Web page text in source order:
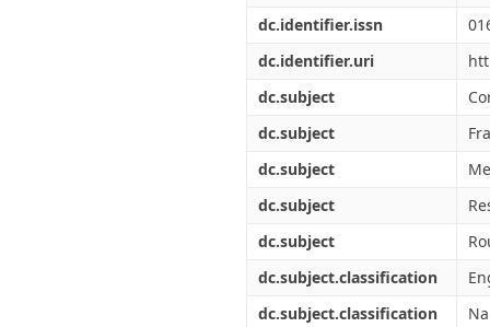
dc.identifier.issn
dc.identifier.uri
dc.subject
dc.subject
dc.subject
dc.subject
dc.subject
dc.subject.classification
dc.subject.classification